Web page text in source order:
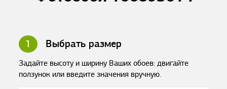
1 Выбрать размер
Задайте высоту и ширину Ваших обоев: двигайте
ползунок или введите значения вручную.